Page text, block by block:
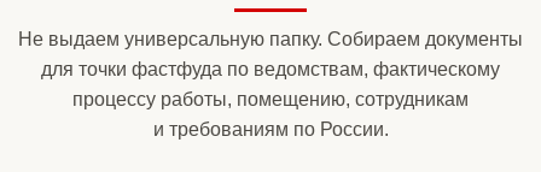
Не выдаем универсальную папку. Собираем документы
для точки фастфуда по ведомствам, фактическому
процессу работы, помещению, сотрудникам
и требованиям по России.